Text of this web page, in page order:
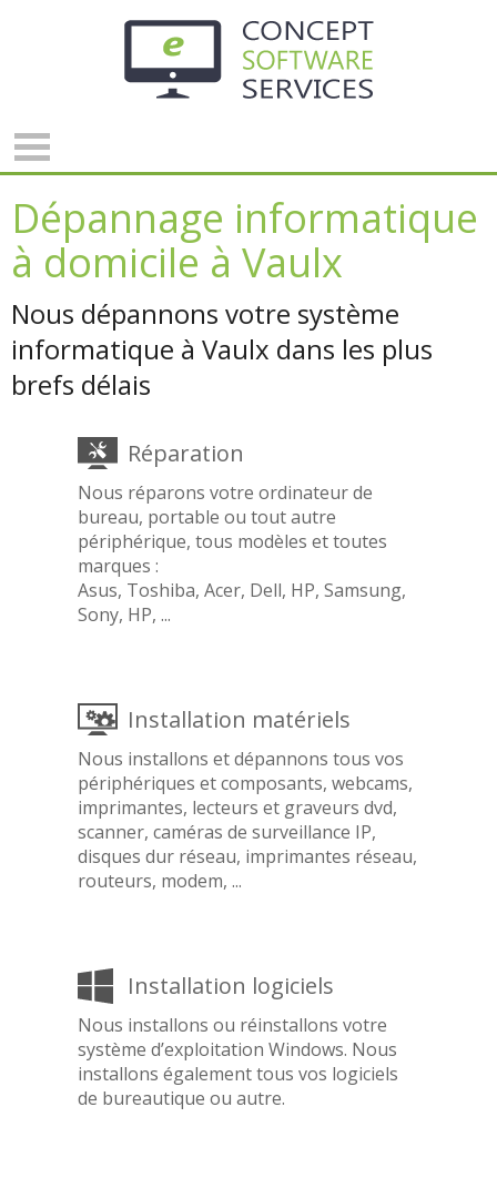
Dépannage informatique
à domicile à Vaulx
Nous dépannons votre système
informatique à Vaulx dans les plus
brefs délais
Réparation
Nous réparons votre ordinateur de
bureau, portable ou tout autre
périphérique, tous modèles et toutes
marques :
Asus, Toshiba, Acer, Dell, HP, Samsung,
Sony, HP, ...
Installation matériels
Nous installons et dépannons tous vos
périphériques et composants, webcams,
imprimantes, lecteurs et graveurs dvd,
scanner, caméras de surveillance IP,
disques dur réseau, imprimantes réseau,
routeurs, modem, ...
Installation logiciels
Nous installons ou réinstallons votre
système d’exploitation Windows. Nous
installons également tous vos logiciels
de bureautique ou autre.